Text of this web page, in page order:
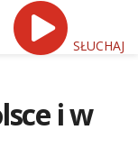
SŁUCHAJ
i w